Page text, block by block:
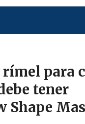
rímel para
tener
Shape